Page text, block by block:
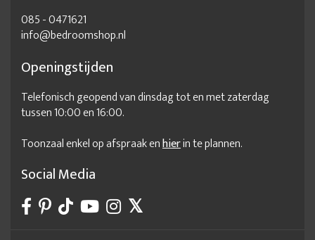
085 - 0471621
info@bedroomshop.nl
Openingstijden
Telefonisch geopend van dinsdag tot en met zaterdag
tussen 10:00 en 16:00.
Toonzaal enkel op afspraak enhierin te plannen.
Social Media